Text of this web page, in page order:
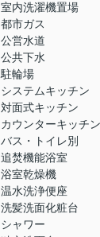
室内洗濯機置場
都市ガス
公営水道
公共下水
駐輪場
システムキッチン
対面式キッチン
カウンターキッチン
バス・トイレ別
追焚機能浴室
浴室乾燥機
温水洗浄便座
洗髪洗面化粧台
シャワー